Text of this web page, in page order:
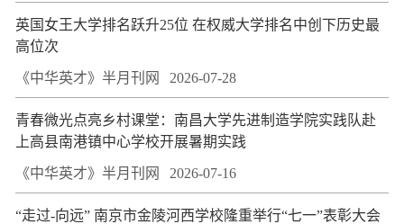
英国女王大学排名跃升25位 在权威大学排名中创下历史最
高位次
《中华英才》半月刊网 2026-07-28
青春微光点亮乡村课堂：南昌大学先进制造学院实践队赴
上高县南港镇中心学校开展暑期实践
《中华英才》半月刊网 2026-07-16
“走过-向远” 南京市金陵河西学校隆重举行“七一”表彰大会